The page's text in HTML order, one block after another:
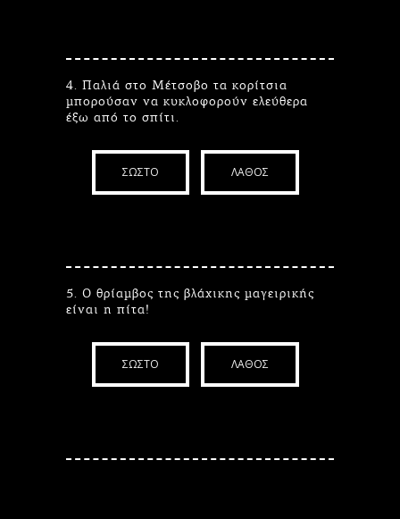
4. Παλιά στο Μέτσοβο τα κορίτσια
μπορούσαν να κυκλοφορούν ελεύθερα
έξω από το σπίτι.
ΣΩΣΤΟ ΛΑΘΟΣ
5. Ο θρίαμβος της βλάχικης μαγειρικής
είναι η πίτα!
ΣΩΣΤΟ ΛΑΘΟΣ